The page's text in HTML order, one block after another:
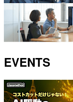
EVENTS